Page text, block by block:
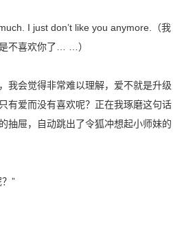
I just don’t like you anymore.（我
不喜欢你了… …）
我会觉得非常难以理解，爱不就是升级
有爱而没有喜欢呢？正在我琢磨这句话
抽屉，自动跳出了令狐冲想起小师妹的
”